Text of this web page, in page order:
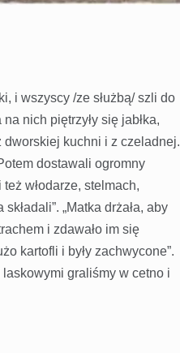
i wszyscy /ze służbą/ szli do
nich piętrzyły się jabłka,
dworskiej kuchni i z czeladnej.
dostawali ogromny
włodarze, stelmach,
„Matka drżała, aby
i zdawało im się
kartofli i były zachwycone”.
laskowymi graliśmy w cetno i